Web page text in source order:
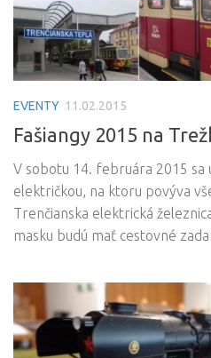
EVENTY 11.02.2015
Fašiangy 2015 na
V sobotu 14. februára 2015 sa
električkou, na ktoru povýva
Trenčianska elektrická
masku budú mať cestovné